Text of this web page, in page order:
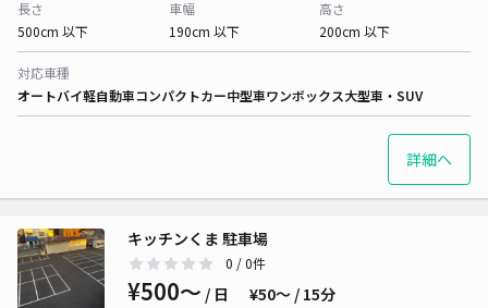
長さ
500cm 以下
車幅
190cm 以下
高さ
200cm 以下
対応車種
オートバイ軽自動車コンパクトカー中型車ワンボックス大型車・SUV
詳細へ
キッチンくま 駐車場
0 / 0件
¥500〜 / 日 ¥50〜 / 15分